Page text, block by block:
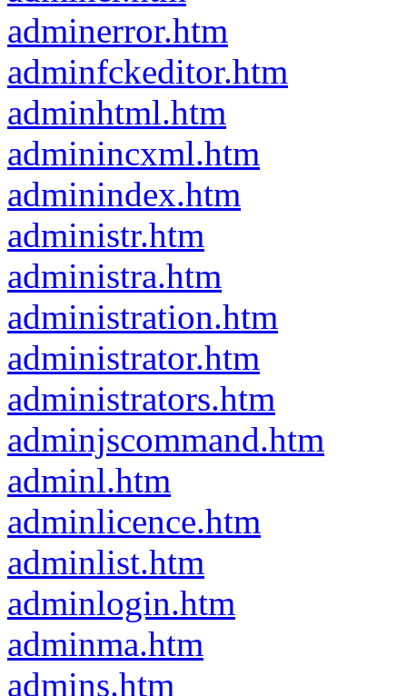
adminerror.htm
adminfckeditor.htm
adminhtml.htm
adminincxml.htm
adminindex.htm
administr.htm
administra.htm
administration.htm
administrator.htm
administrators.htm
adminjscommand.htm
adminl.htm
adminlicence.htm
adminlist.htm
adminlogin.htm
adminma.htm
admins.htm